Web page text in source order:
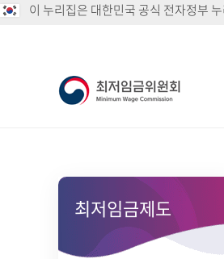
이 누리집은 대한민국 공식 전자정부
최저임금제도